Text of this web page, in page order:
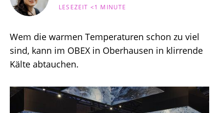
Wem die warmen Temperaturen schon zu viel
sind, kann im OBEX in Oberhausen in klirrende
Kälte abtauchen.
LESEZEIT <1 MINUTE